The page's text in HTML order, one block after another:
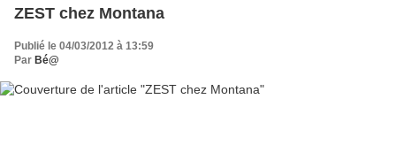
ZEST chez Montana
Publié le 04/03/2012 à 13:59
Par Bé@